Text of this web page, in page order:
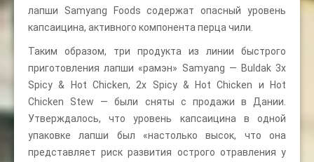
лапши Samyang Foods содержат опасный уровень
капсаицина, активного компонента перца чили.
Таким образом, три продукта из линии быстрого
приготовления лапши «рамэн» Samyang — Buldak 3x
Spicy & Hot Chicken, 2x Spicy & Hot Chicken и Hot
Chicken Stew — были сняты с продажи в Дании.
Утверждалось, что уровень капсаицина в одной
упаковке лапши был «настолько высок, что она
представляет риск развития острого отравления у